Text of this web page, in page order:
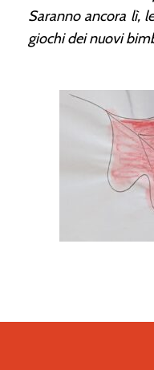
Saranno ancora lì,
giochi dei nuovi